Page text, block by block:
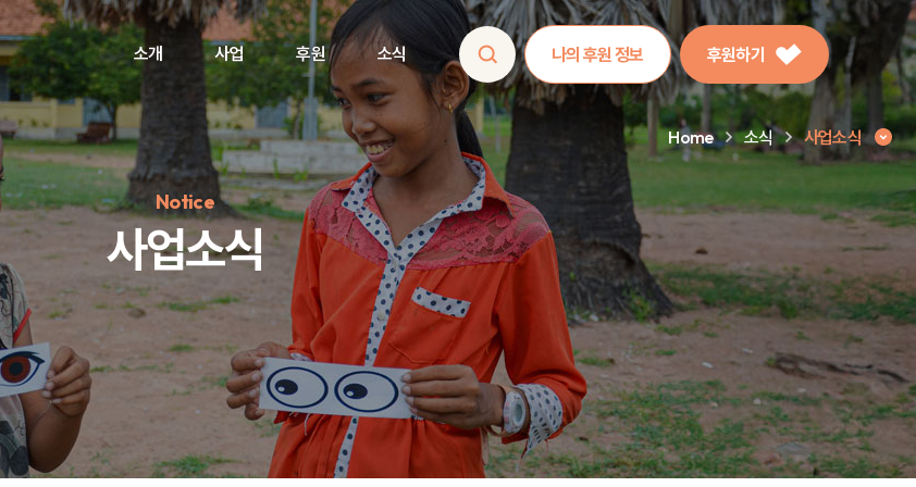
소개 사업 후원 소식 나의 후원 정보 후원하기
#하트플레이스#캠페인#팬덤후원
Home 소식 사업소식
Notice
사업소식